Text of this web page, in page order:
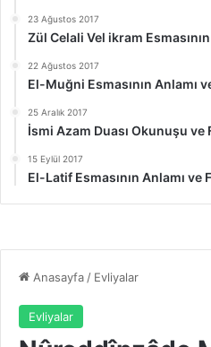
23 Ağustos 2017
Zül Celali Vel ikram
22 Ağustos 2017
El-Muğni Esmasının Anlamı
25 Aralık 2017
İsmi Azam Duası Okunuşu ve
15 Eylül 2017
El-Latif Esmasının Anlamı ve